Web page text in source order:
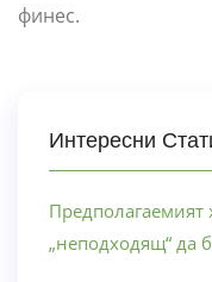
финес.
Интересни
Предполагаемият
„неподходящ“ да